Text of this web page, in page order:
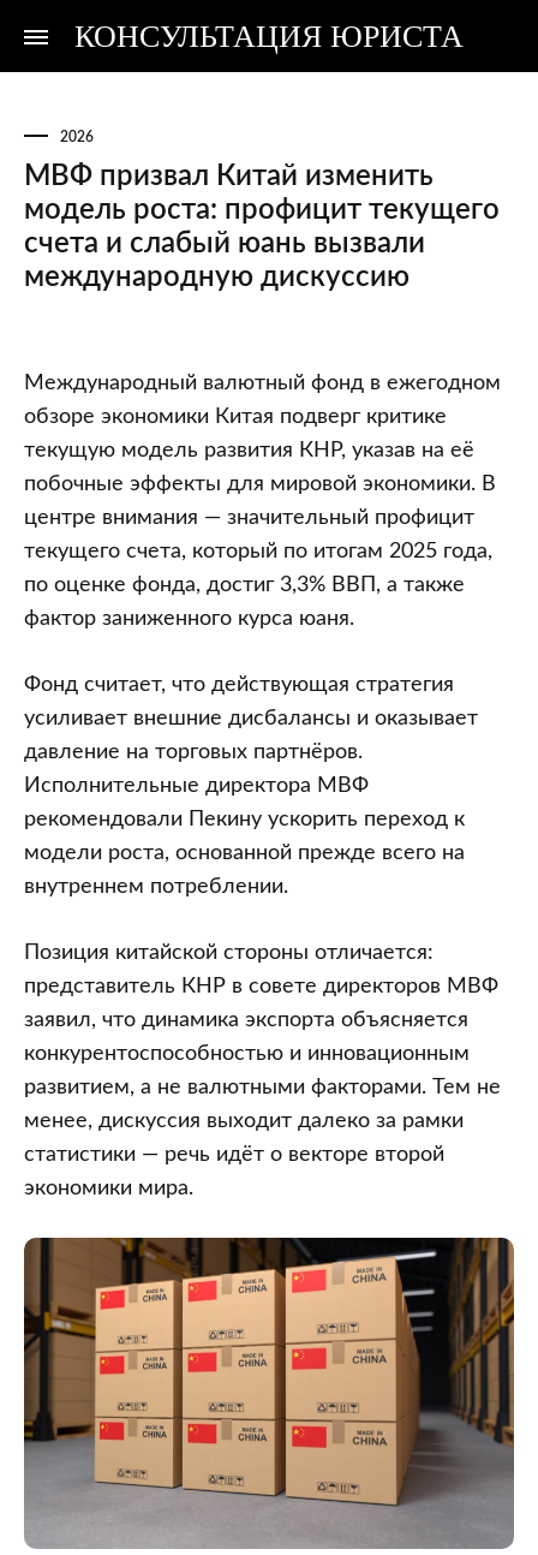
КОНСУЛЬТАЦИЯ ЮРИСТА
Консультация
Консультация
2026
МВФ призвал Китай изменить
модель роста: профицит текущего
счета и слабый юань вызвали
международную дискуссию
МВФ
призвал
Китай
изменить
модель
роста:
профицит
текущего
и
слабый
юань
вызвали
международную
дискуссию
Международный валютный фонд в ежегодном
обзоре экономики Китая подверг критике
текущую модель развития КНР, указав на её
побочные эффекты для мировой экономики. В
центре внимания — значительный профицит
текущего счета, который по итогам 2025 года,
по оценке фонда, достиг 3,3% ВВП, а также
фактор заниженного курса юаня.
Фонд считает, что действующая стратегия
усиливает внешние дисбалансы и оказывает
давление на торговых партнёров.
Исполнительные директора МВФ
рекомендовали Пекину ускорить переход к
модели роста, основанной прежде всего на
внутреннем потреблении.
Позиция китайской стороны отличается:
представитель КНР в совете директоров МВФ
заявил, что динамика экспорта объясняется
конкурентоспособностью и инновационным
развитием, а не валютными факторами. Тем не
менее, дискуссия выходит далеко за рамки
статистики — речь идёт о векторе второй
экономики мира.